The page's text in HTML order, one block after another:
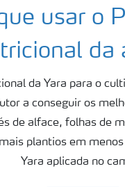
usar o
da
da Yara para o
a conseguir os
de alface, folhas de
plantios em
Yara aplicada no